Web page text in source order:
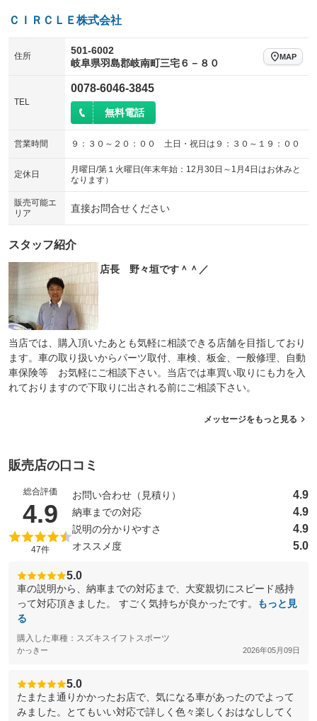
ＣＩＲＣＬＥ株式会社
住所
501-6002
岐阜県羽島郡岐南町三宅６－８０
MAP
TEL
0078-6046-3845
無料電話
営業時間 ９：３０～２０：００ 土日・祝日は９：３０～１９：００
定休日
月曜日/第１火曜日(年末年始：12月30日～1月4日はお休みと
なります）
販売可能エ
リア
直接お問合せください
スタッフ紹介
店長 野々垣です＾＾／
当店では、購入頂いたあとも気軽に相談できる店舗を目指しており
ます。車の取り扱いからパーツ取付、車検、板金、一般修理、自動
車保険等 お気軽にご相談下さい。当店では車買い取りにも力を入
れておりますので下取りに出される前にご相談下さい。
メッセージをもっと見る
販売店の口コミ
総合評価
4.9 （5点満点中）
47件
お問い合わせ（見積り） 4.9
納車までの対応 4.9
説明の分かりやすさ 4.9
オススメ度 5.0
5.0
車の説明から、納車までの対応まで、大変親切にスピード感持
って対応頂きました。 すごく気持ちが良かったです。
もっと見
る
購入した車種：スズキスイフトスポーツ
かっきー 2026年05月09日
5.0
たまたま通りかかったお店で、気になる車があったのでよって
みました。とてもいい対応で詳しく色々楽しくおはなししてく